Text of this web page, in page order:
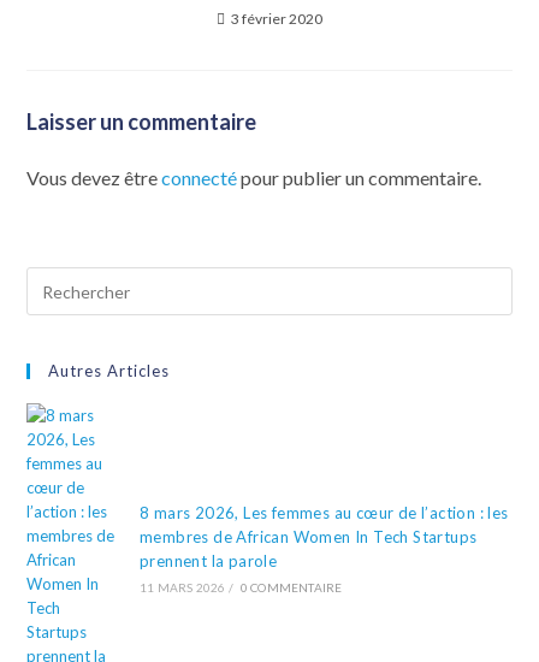
3 février 2020
Laisser un commentaire
Vous devez êtreconnectépour publier un commentaire.
Autres Articles
8 mars 2026, Les femmes au cœur de l’action : les
membres de African Women In Tech Startups
prennent la parole
11 MARS 2026 / 0 COMMENTAIRE